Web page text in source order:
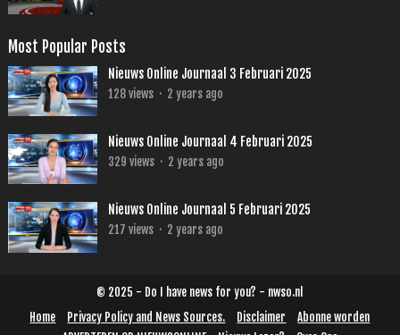
Most Popular Posts
Nieuws Online Journaal 3 Februari 2025
128views · 2 years ago
Nieuws Online Journaal 4 Februari 2025
329 views · 2 years ago
Nieuws Online Journaal 5 Februari 2025
217 views · 2 years ago
© 2025 - Do I have news for you? - nwso.nl
Home
Privacy Policy and News Sources. Disclaimer
Abonne worden